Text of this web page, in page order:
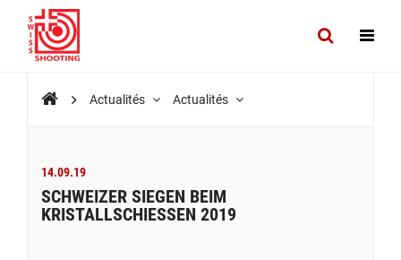
Actualités Actualités
14.09.19
SCHWEIZER SIEGEN BEIM
KRISTALLSCHIESSEN 2019